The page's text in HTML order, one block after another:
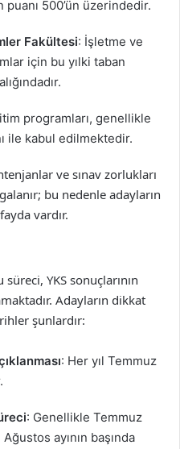
500’ün üzerindedir.
Fakültesi: İşletme ve
için bu yılki taban
programları, genellikle
ile kabul edilmektedir.
ve sınav zorlukları
bu nedenle adayların
vardır.
YKS sonuçlarının
Adayların dikkat
şunlardır:
: Her yıl Temmuz
: Genellikle Temmuz
ayının başında